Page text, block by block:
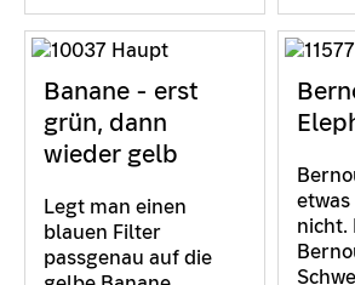
Banane - erst
grün, dann
wieder gelb
Legt man einen
blauen Filter
passgenau auf die
nicht.